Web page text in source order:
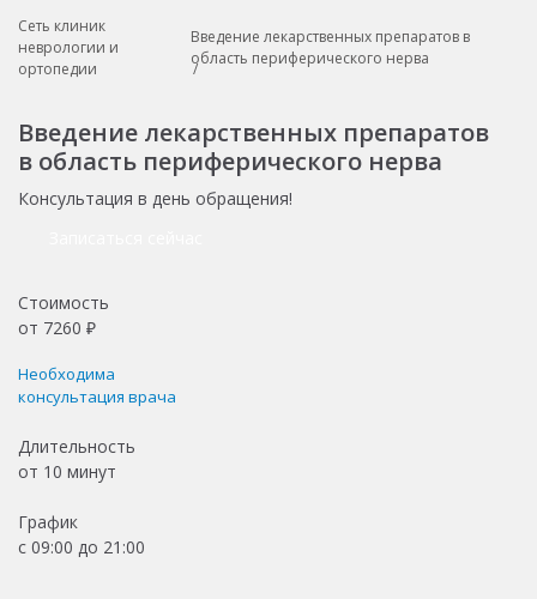
Сеть клиник
неврологии и
ортопедии
Введение лекарственных препаратов в
область периферического нерва
Введение лекарственных препаратов
в область периферического нерва
Консультация в день обращения!
Стоимость
от 7260 ₽
Необходима
консультация врача
Длительность
от 10 минут
График
с 09:00 до 21:00